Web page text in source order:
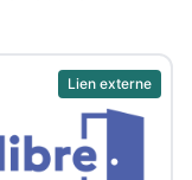
Lien externe